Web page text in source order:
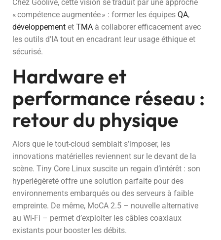
Chez Goolive, cette vision se traduit par une approche
« compétence augmentée » : former les équipes QA,
développement et TMA à collaborer efficacement avec
les outils d’IA tout en encadrant leur usage éthique et
sécurisé.
Hardware et
performance réseau :
retour du physique
Alors que le tout-cloud semblait s’imposer, les
innovations matérielles reviennent sur le devant de la
scène. Tiny Core Linux suscite un regain d’intérêt : son
hyperlégèreté offre une solution parfaite pour des
environnements embarqués ou des serveurs à faible
empreinte. De même, MoCA 2.5 – nouvelle alternative
au Wi-Fi – permet d’exploiter les câbles coaxiaux
existants pour booster les débits.